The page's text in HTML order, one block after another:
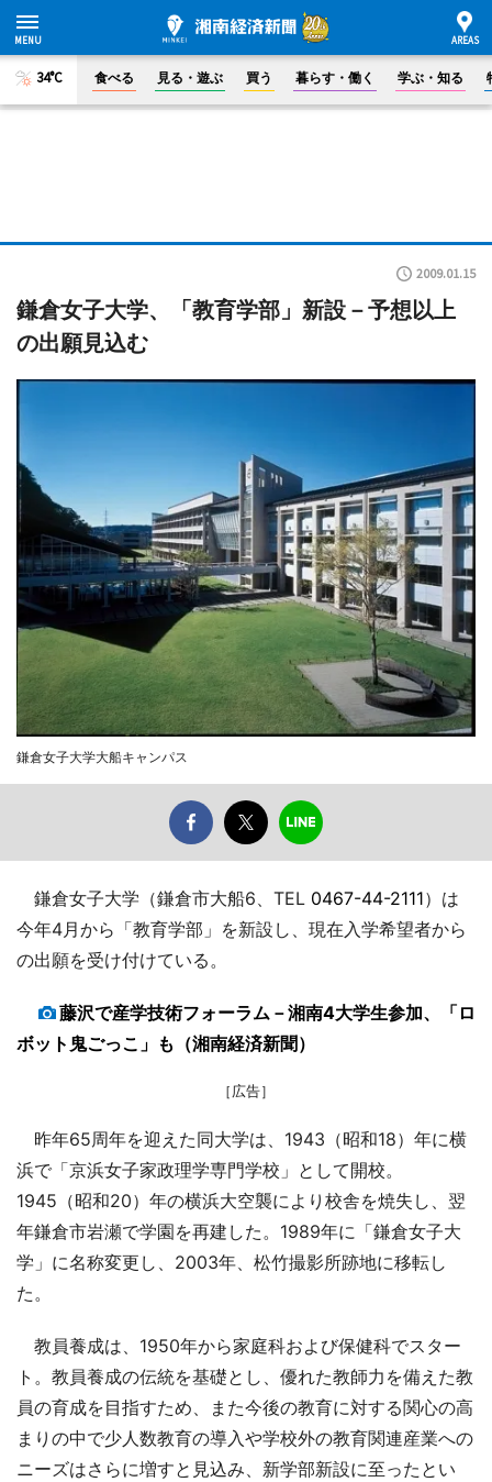
34°C 食べる 見る・遊ぶ 買う 暮らす・働く 学ぶ・知る
2009.01.15
鎌倉女子大学、「教育学部」新設－予想以上
の出願見込む
鎌倉女子大学大船キャンパス
鎌倉女子大学（鎌倉市大船6、TEL 0467-44-2111）は
今年4月から「教育学部」を新設し、現在入学希望者から
の出願を受け付けている。
藤沢で産学技術フォーラム－湘南4大学生参加、「ロ
ボット鬼ごっこ」も（湘南経済新聞）
［広告］
昨年65周年を迎えた同大学は、1943（昭和18）年に横
浜で「京浜女子家政理学専門学校」として開校。
1945（昭和20）年の横浜大空襲により校舎を焼失し、翌
年鎌倉市岩瀬で学園を再建した。1989年に「鎌倉女子大
学」に名称変更し、2003年、松竹撮影所跡地に移転し
た。
教員養成は、1950年から家庭科および保健科でスター
ト。教員養成の伝統を基礎とし、優れた教師力を備えた教
員の育成を目指すため、また今後の教育に対する関心の高
まりの中で少人数教育の導入や学校外の教育関連産業への
ニーズはさらに増すと見込み、新学部新設に至ったとい